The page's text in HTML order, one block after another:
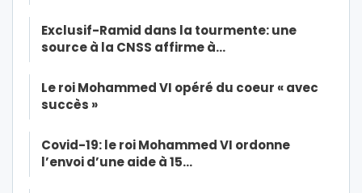
Exclusif-Ramid dans la tourmente: une
source à la CNSS affirme à…
Le roi Mohammed VI opéré du coeur « avec
succès »
Covid-19: le roi Mohammed VI ordonne
l’envoi d’une aide à 15…